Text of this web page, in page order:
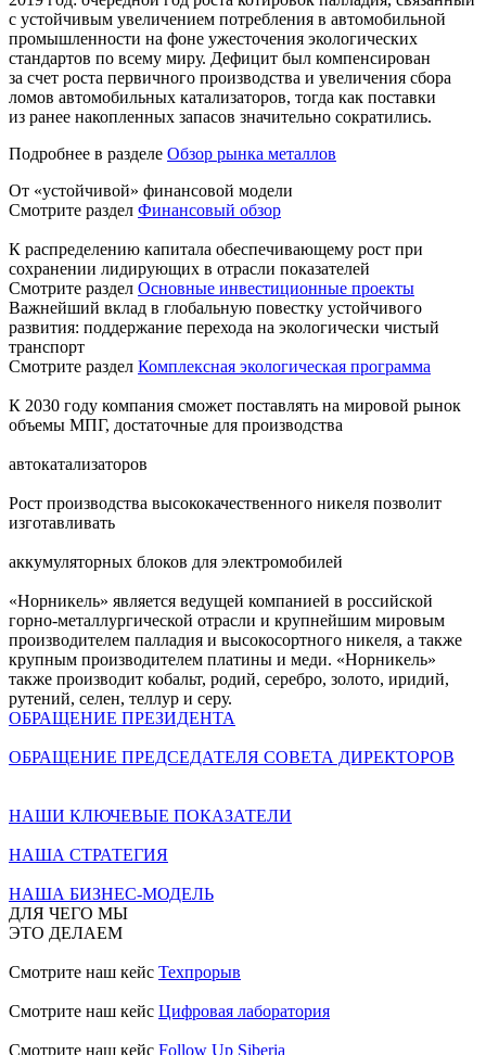
с устойчивым увеличением потребления в автомобильной
промышленности на фоне ужесточения экологических
стандартов по всему миру. Дефицит был компенсирован
за счет роста первичного производства и увеличения сбора
ломов автомобильных катализаторов, тогда как поставки
из ранее накопленных запасов значительно сократились.
Подробнее в разделе Обзор рынка металлов
От «устойчивой» финансовой модели
Смотрите раздел Финансовый обзор
К распределению капитала обеспечивающему рост при
сохранении лидирующих в отрасли показателей
Смотрите раздел Основные инвестиционные проекты
Важнейший вклад в глобальную повестку устойчивого
развития: поддержание перехода на экологически чистый
транспорт
Смотрите раздел Комплексная экологическая программа
К 2030 году компания сможет поставлять на мировой рынок
объемы МПГ, достаточные для производства
автокатализаторов
Рост производства высококачественного никеля позволит
изготавливать
аккумуляторных блоков для электромобилей
«Норникель» является ведущей компанией в российской
горно-металлургической отрасли и крупнейшим мировым
производителем палладия и высокосортного никеля, а также
крупным производителем платины и меди. «Норникель»
также производит кобальт, родий, серебро, золото, иридий,
рутений, селен, теллур и серу.
ОБРАЩЕНИЕ ПРЕЗИДЕНТА
ОБРАЩЕНИЕ ПРЕДСЕДАТЕЛЯ СОВЕТА ДИРЕКТОРОВ
НАШИ КЛЮЧЕВЫЕ ПОКАЗАТЕЛИ
НАША СТРАТЕГИЯ
НАША БИЗНЕС-МОДЕЛЬ
ДЛЯ ЧЕГО МЫ
ЭТО ДЕЛАЕМ
Смотрите наш кейс Техпрорыв
Смотрите наш кейс Цифровая лаборатория
Смотрите наш кейс Follow Up Siberia